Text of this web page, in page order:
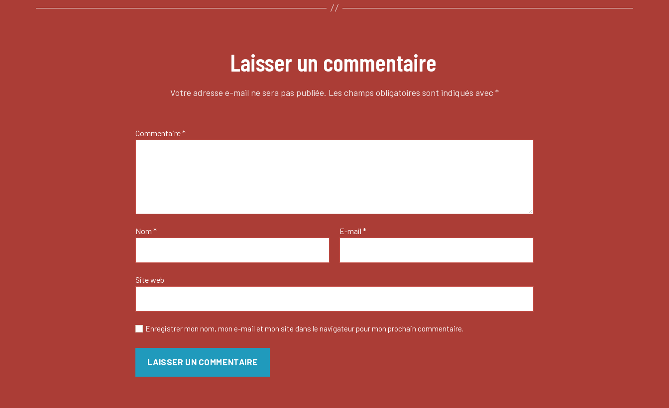
Laisser un commentaire
Votre adresse e-mail ne sera pas publiée. Les champs obligatoires sont indiqués avec *
Commentaire*
Nom * E-mail *
Site web
Enregistrer mon nom, mon e-mail et mon site dans le navigateur pour mon prochain commentaire.